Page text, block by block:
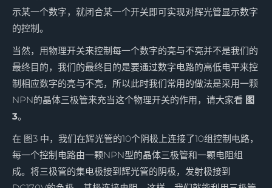
示某一个数字，就闭合某一个开关即可实现对辉光管显示数字
的控制。
当然，用物理开关来控制每一个数字的亮与不亮并不是我们的
最终目的，我们的最终目的是要通过数字电路的高低电平来控
制相应数字的亮与不亮，所以此时我们常用的做法是采用一颗
NPN的晶体三极管来充当这个物理开关的作用，请大家看 图
3。
在 图3 中，我们在辉光管的10个阴极上连接了10组控制电路，
每一个控制电路由一颗NPN型的晶体三极管和一颗电阻组
成。将三极管的集电极接到辉光管的阴极，发射极接到